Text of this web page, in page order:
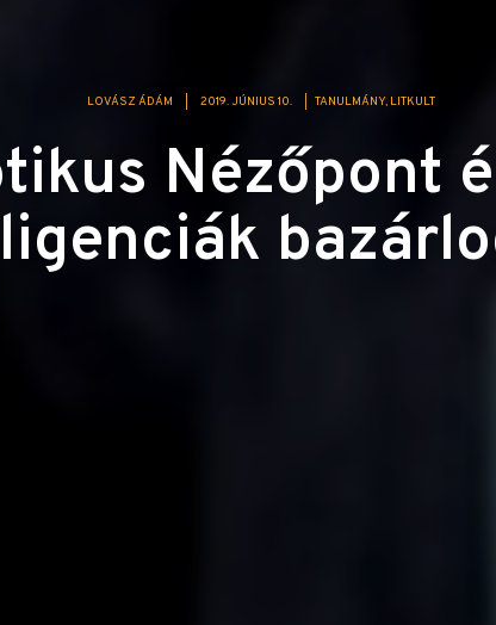
LOVÁSZ ÁDÁM 2019. JÚNIUS 10. TANULMÁNY LITKULT
Nézőpont